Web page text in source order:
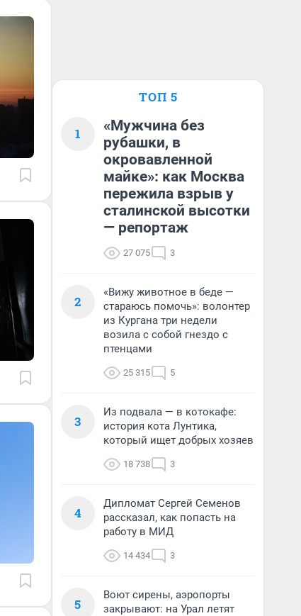
ТОП 5
1
«Мужчина без
рубашки, в
окровавленной
майке»: как Москва
пережила взрыв у
сталинской высотки
— репортаж
27 075 3
2
«Вижу животное в беде —
стараюсь помочь»: волонтер
из Кургана три недели
возила с собой гнездо с
птенцами
25 315 5
3
Из подвала — в котокафе:
история кота Лунтика,
который ищет добрых хозяев
18 738 3
4
Дипломат Сергей Семенов
рассказал, как попасть на
работу в МИД
14 434 3
5
Воют сирены, аэропорты
закрывают: на Урал летят